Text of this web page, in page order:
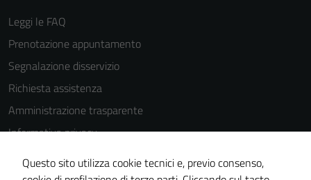
Leggi le FAQ
Prenotazione appuntamento
Segnalazione disservizio
Richiesta assistenza
Amministrazione trasparente
Informativa privacy
Cookie Policy
Note legali
Questo sito utilizza cookie tecnici e, previo consenso,